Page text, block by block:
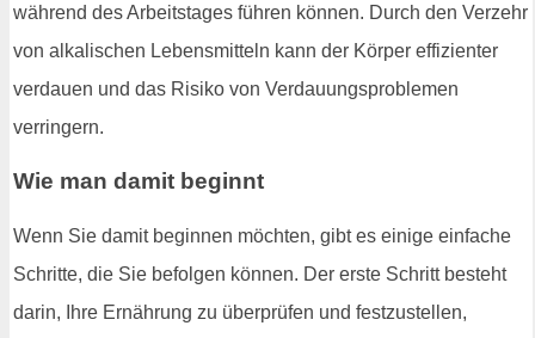
während des Arbeitstages führen können. Durch den Verzehr
von alkalischen Lebensmitteln kann der Körper effizienter
verdauen und das Risiko von Verdauungsproblemen
verringern.
Wie man damit beginnt
Wenn Sie damit beginnen möchten, gibt es einige einfache
Schritte, die Sie befolgen können. Der erste Schritt besteht
darin, Ihre Ernährung zu überprüfen und festzustellen,